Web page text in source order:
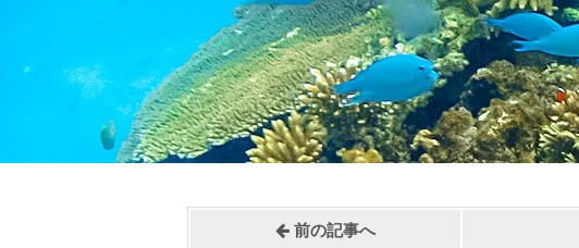
前の記事へ